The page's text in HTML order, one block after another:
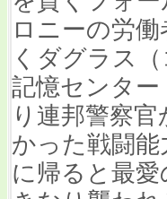
ロニーの労
くダグラス
記憶センタ
り連邦警察
かった戦闘
に帰ると最